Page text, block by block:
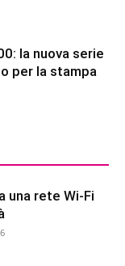
la nuova serie
per la stampa
una rete Wi-Fi